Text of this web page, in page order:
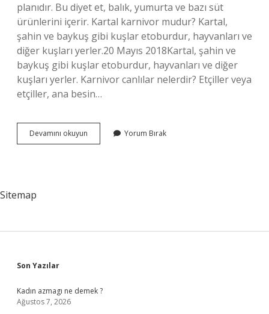
planıdır. Bu diyet et, balık, yumurta ve bazı süt
ürünlerini içerir. Kartal karnivor mudur? Kartal,
şahin ve baykuş gibi kuşlar etoburdur, hayvanları ve
diğer kuşları yerler.20 Mayıs 2018Kartal, şahin ve
baykuş gibi kuşlar etoburdur, hayvanları ve diğer
kuşları yerler. Karnivor canlılar nelerdir? Etçiller veya
etçiller, ana besin…
Devamını okuyun Karnivor
Otçul
Yorum Bırak
Sitemap
Sidebar
Son Yazılar
Kadın azmagı ne demek ?
Ağustos 7, 2026